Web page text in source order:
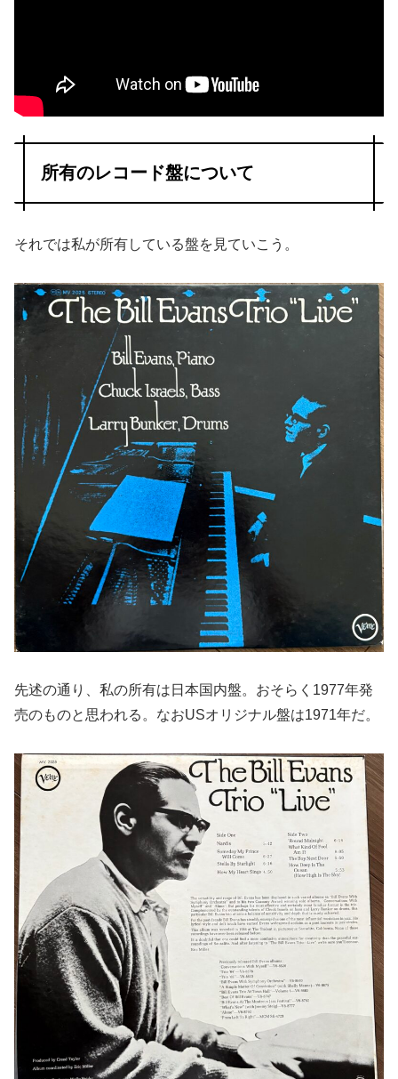
所有のレコード盤について
それでは私が所有している盤を見ていこう。
先述の通り、私の所有は日本国内盤。おそらく1977年発
売のものと思われる。なおUSオリジナル盤は1971年だ。